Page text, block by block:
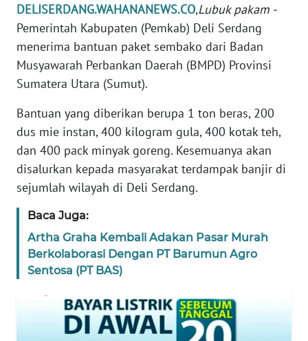
DELISERDANG.WAHANANEWS.CO,Lubuk pakam -
Pemerintah Kabupaten (Pemkab) Deli Serdang
menerima bantuan paket sembako dari Badan
Musyawarah Perbankan Daerah (BMPD) Provinsi
Sumatera Utara (Sumut).
Bantuan yang diberikan berupa 1 ton beras, 200
dus mie instan, 400 kilogram gula, 400 kotak teh,
dan 400 pack minyak goreng. Kesemuanya akan
disalurkan kepada masyarakat terdampak banjir di
sejumlah wilayah di Deli Serdang.
Baca Juga:
Artha Graha Kembali Adakan Pasar Murah
Berkolaborasi Dengan PT Barumun Agro
Sentosa (PT BAS)
KARIR
DISCLAIMER
Wahana
Regional
WN
SUMUT
WN
JAKARTA
WN
JABAR
WN